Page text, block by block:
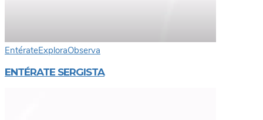
EntérateExploraObserva
ENTÉRATE SERGISTA